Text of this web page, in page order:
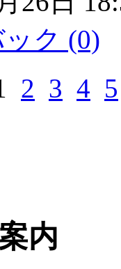
ク (0)
2 3 4 5
内